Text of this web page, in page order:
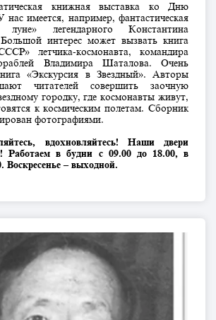
книжная выставка ко Дню
нас имеется, например, фантастическая
легендарного Константина
интерес может вызвать книга
летчика-космонавта, командира
Владимира Шаталова. Очень
«Экскурсия в Звездный». Авторы
читателей совершить заочную
городку, где космонавты живут,
к космическим полетам. Сборник
фотографиями.
вдохновляйтесь! Наши двери
Работаем в будни с 09.00 до 18.00, в
Воскресенье – выходной.